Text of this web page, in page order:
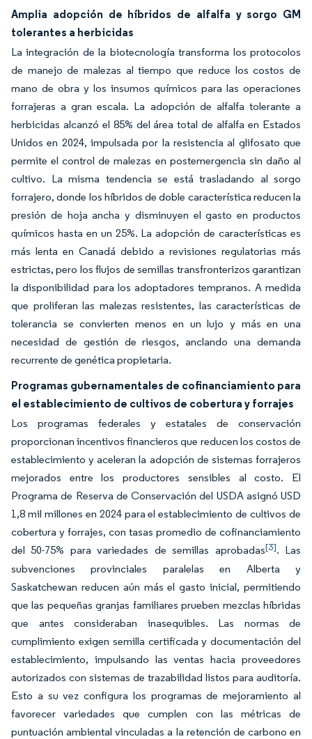
Amplia adopción de híbridos de alfalfa y sorgo GM
tolerantes a herbicidas
La integración de la biotecnología transforma los protocolos
de manejo de malezas al tiempo que reduce los costos de
mano de obra y los insumos químicos para las operaciones
forrajeras a gran escala. La adopción de alfalfa tolerante a
herbicidas alcanzó el 85% del área total de alfalfa en Estados
Unidos en 2024, impulsada por la resistencia al glifosato que
permite el control de malezas en postemergencia sin daño al
cultivo. La misma tendencia se está trasladando al sorgo
forrajero, donde los híbridos de doble característica reducen la
presión de hoja ancha y disminuyen el gasto en productos
químicos hasta en un 25%. La adopción de características es
más lenta en Canadá debido a revisiones regulatorias más
estrictas, pero los flujos de semillas transfronterizos garantizan
la disponibilidad para los adoptadores tempranos. A medida
que proliferan las malezas resistentes, las características de
tolerancia se convierten menos en un lujo y más en una
necesidad de gestión de riesgos, anclando una demanda
recurrente de genética propietaria.
Programas gubernamentales de cofinanciamiento para
el establecimiento de cultivos de cobertura y forrajes
Los programas federales y estatales de conservación
proporcionan incentivos financieros que reducen los costos de
establecimiento y aceleran la adopción de sistemas forrajeros
mejorados entre los productores sensibles al costo. El
Programa de Reserva de Conservación del USDA asignó USD
1,8 mil millones en 2024 para el establecimiento de cultivos de
cobertura y forrajes, con tasas promedio de cofinanciamiento
del 50-75% para variedades de semillas aprobadas[3]. Las
subvenciones provinciales paralelas en Alberta y
Saskatchewan reducen aún más el gasto inicial, permitiendo
que las pequeñas granjas familiares prueben mezclas híbridas
que antes consideraban inasequibles. Las normas de
cumplimiento exigen semilla certificada y documentación del
establecimiento, impulsando las ventas hacia proveedores
autorizados con sistemas de trazabilidad listos para auditoría.
Esto a su vez configura los programas de mejoramiento al
favorecer variedades que cumplen con las métricas de
puntuación ambiental vinculadas a la retención de carbono en